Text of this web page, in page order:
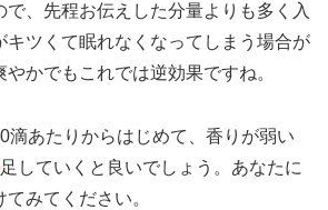
で、先程お伝えした分量よりも多く入
キツくて眠れなくなってしまう場合が
かでもこれでは逆効果ですね。
滴あたりからはじめて、香りが弱い
足していくと良いでしょう。あなたに
みてください。